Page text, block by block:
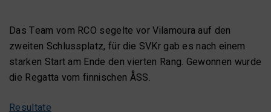
Das Team vom RCO segelte vor Vilamoura auf den
zweiten Schlussplatz, für die SVKr gab es nach einem
starken Start am Ende den vierten Rang. Gewonnen wurde
die Regatta vom finnischen ÅSS.
Resultate